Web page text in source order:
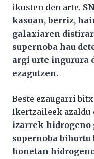
ikusten den arte.
kasuan, berriz,
galaxiaren
supernoba hau
argi urte ingurura
ezagutzen.
Beste ezaugarri
Ikertzaileek azaldu
izarrek hidrogeno
supernoba
honetan